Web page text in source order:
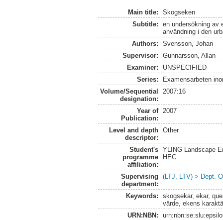
Main title:
Skogseken
Subtitle:
en undersökning av
användning i den
Authors:
Svensson, Johan
Supervisor:
Gunnarsson, Allan
Examiner:
UNSPECIFIED
Series:
Examensarbeten
Volume/Sequential
designation:
2007:16
Year of
Publication:
2007
Level and depth
descriptor:
Other
Student's
programme
affiliation:
YLING Landscape
HEC
Supervising
department:
(LTJ, LTV) > Dept.
Keywords:
skogsekar, ekar,
värde, ekens
URN:NBN: